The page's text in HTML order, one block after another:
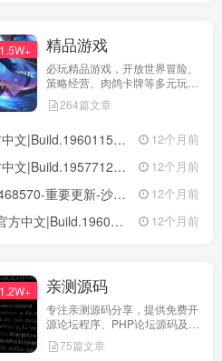
1.5W+ 精品游戏
必玩精品游戏，开放世界冒险、
策略经营、肉鸽卡牌等多元玩
法，满足不同玩家的喜好 。
264篇文章
解压即撸| 12个月前
全DLC|解压即撸| 12个月前
要更新-沙盒|解压即撸| 12个月前
全DLC|解压即撸| 12个月前
1.2W+ 亲测源码
专注亲测源码分享，提供免费开
源论坛程序、PHP论坛源码及论
坛搭建解决方案，所有源码均经
实际测试可用，助力快速搭建稳
75篇文章